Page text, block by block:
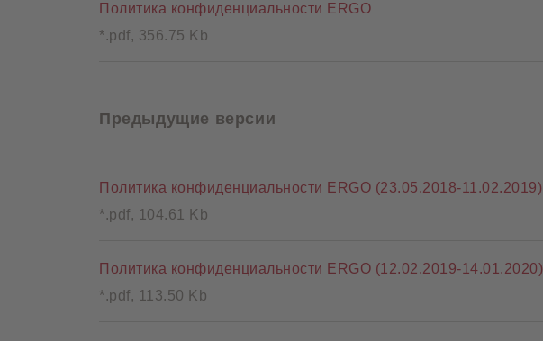
Политика конфиденциальности ERGO
*.pdf, 356.75 Kb
Предыдущие версии
Политика конфиденциальности ERGO (23.05.2018-11.02.2019)
*.pdf, 104.61 Kb
Политика конфиденциальности ERGO (12.02.2019-14.01.2020)
*.pdf, 113.50 Kb